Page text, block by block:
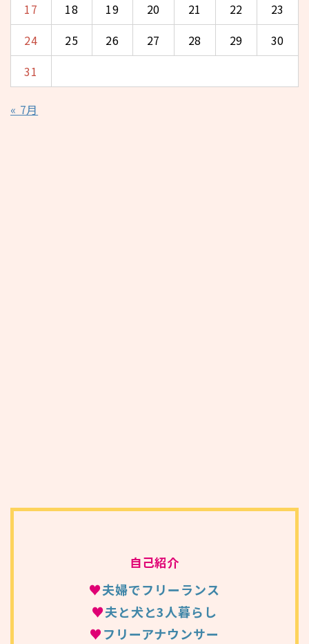
17
18 19 20 21 22
23
24
25 26 27 28 29
30
31
« 7月
自己紹介
♥夫婦でフリーランス
♥夫と犬と3人暮らし
♥フリーアナウンサー